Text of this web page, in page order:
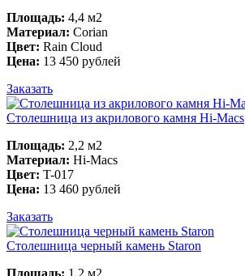
Площадь: 4,4 м2
Материал: Corian
Цвет: Rain Cloud
Цена: 13 450 рублей
Заказать
Столешница из акрилового камня Hi-Macs
Площадь: 2,2 м2
Материал: Hi-Macs
Цвет: T-017
Цена: 13 460 рублей
Заказать
Столешница черный камень Staron